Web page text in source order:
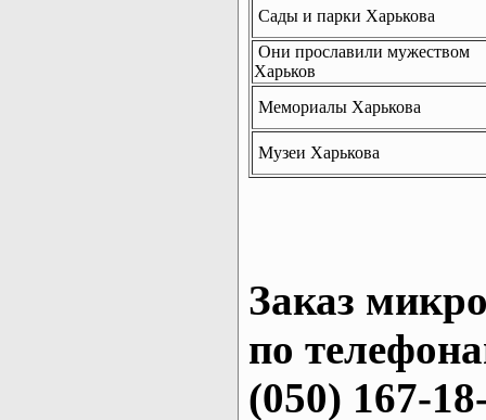
Сады и парки Харькова
Они прославили мужеством
Харьков
Мемориалы Харькова
Музеи Харькова
Заказ
по
(050) 167-